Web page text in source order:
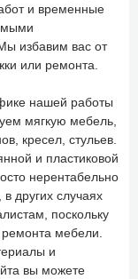
и временные
избавим вас от
или ремонта.
нашей работы
мягкую мебель,
кресел, стульев.
и пластиковой
нерентабельно
других случаях
поскольку
мебели.
и
вы можете